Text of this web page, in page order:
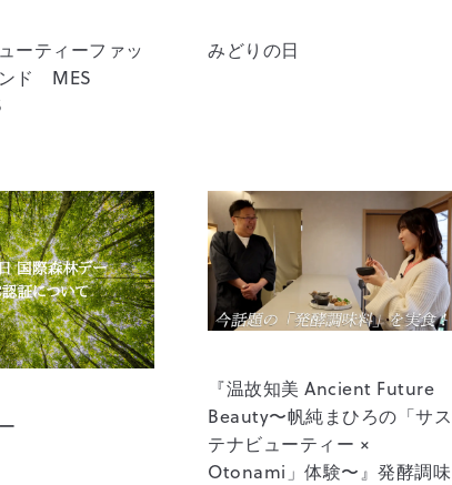
ーティーファッ
ド MES
みどりの日
『温故知美 Ancient Future
Beauty〜帆純まひろの「サス
テナビューティー ×
Otonami」体験〜』発酵調味